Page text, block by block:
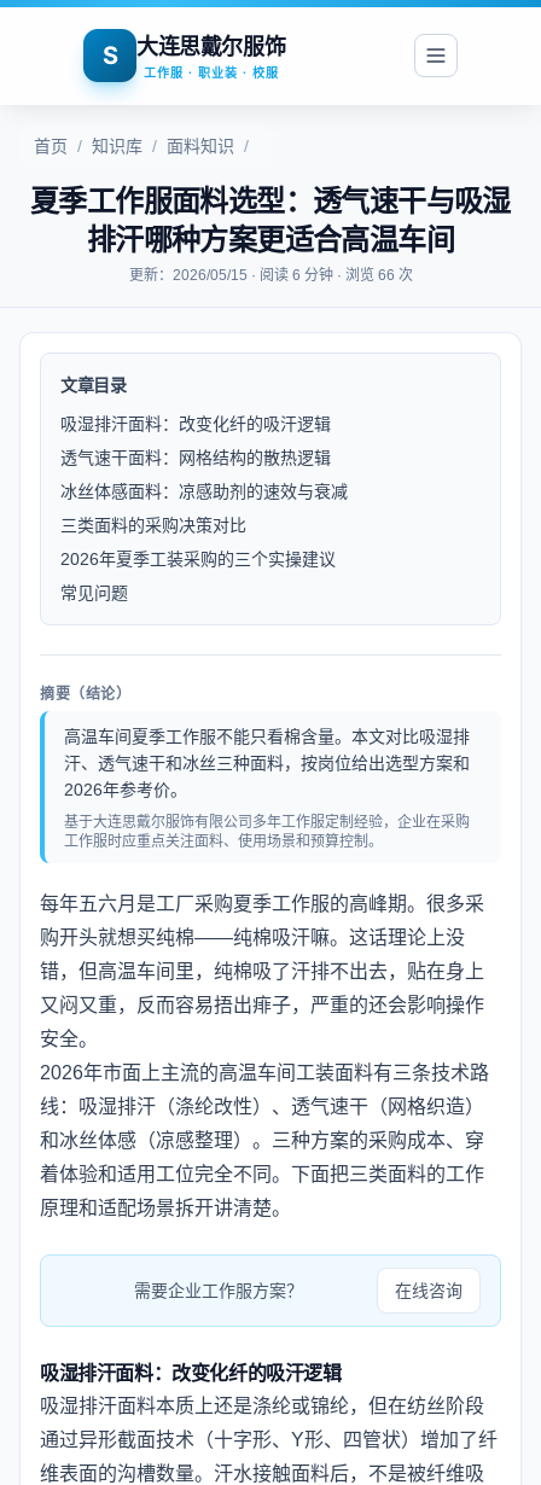
S 大连思戴尔服饰
工作服 · 职业装 · 校服
首页 / 知识库 / 面料知识 /
夏季工作服面料选型：透气速干与吸湿
排汗哪种方案更适合高温车间
更新：2026/05/15 · 阅读 6 分钟 · 浏览 66 次
文章目录
吸湿排汗面料：改变化纤的吸汗逻辑
透气速干面料：网格结构的散热逻辑
冰丝体感面料：凉感助剂的速效与衰减
三类面料的采购决策对比
2026年夏季工装采购的三个实操建议
常见问题
摘要（结论）
高温车间夏季工作服不能只看棉含量。本文对比吸湿排
汗、透气速干和冰丝三种面料，按岗位给出选型方案和
2026年参考价。
基于大连思戴尔服饰有限公司多年工作服定制经验，企业在采购
工作服时应重点关注面料、使用场景和预算控制。
每年五六月是工厂采购夏季工作服的高峰期。很多采
购开头就想买纯棉——纯棉吸汗嘛。这话理论上没
错，但高温车间里，纯棉吸了汗排不出去，贴在身上
又闷又重，反而容易捂出痱子，严重的还会影响操作
安全。
2026年市面上主流的高温车间工装面料有三条技术路
线：吸湿排汗（涤纶改性）、透气速干（网格织造）
和冰丝体感（凉感整理）。三种方案的采购成本、穿
着体验和适用工位完全不同。下面把三类面料的工作
原理和适配场景拆开讲清楚。
需要企业工作服方案？ 在线咨询
吸湿排汗面料：改变化纤的吸汗逻辑
吸湿排汗面料本质上还是涤纶或锦纶，但在纺丝阶段
通过异形截面技术（十字形、Y形、四管状）增加了纤
维表面的沟槽数量。汗水接触面料后，不是被纤维吸